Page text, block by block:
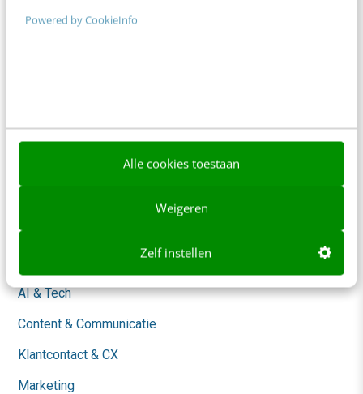
Powered by CookieInfo
Alle cookies toestaan
Weigeren
Zelf instellen
Over ons
Werken bij
AI & Tech
Content & Communicatie
Klantcontact & CX
Marketing